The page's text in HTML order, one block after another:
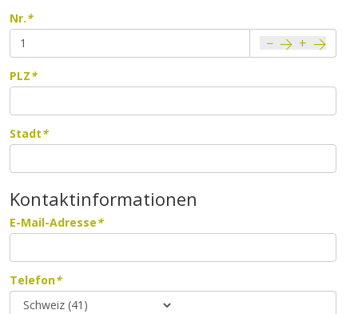
Nr.*
− +
PLZ*
Stadt*
Kontaktinformationen
E-Mail-Adresse*
Telefon*